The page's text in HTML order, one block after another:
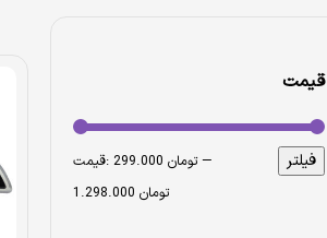
قیمت
فیلتر قیمت: 299.000 تومان—
1.298.000 تومان